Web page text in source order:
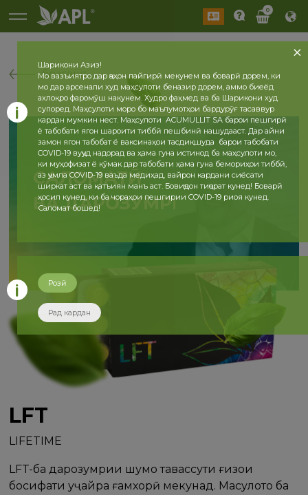
0
бозгашт
САЛОМАТӢ
ВА ДАРОЗУМРӢ
LFT
LIFETIME
LFT-ба дарозумрии шумо тавассути ғизои
босифати ҳуҷайра ғамхорӣ мекунад. Маҳсулотҳо ба
Шарикони Азиз!
Мо вазъиятро дар ҷаҳон пайгирӣ мекунем ва боварӣ дорем, ки
мо дар арсенали худ маҳсулоти беназир дорем, аммо биеёд
ахлоқро фаромӯш накунем. Худро фаҳмед ва ба Шарикони худ
супоред. Маҳсулоти моро бо маълумотҳои бардурӯғ тасаввур
кардан мумкин нест. Маҳсулоти ACUMULLIT SA барои пешгирӣ
ё табобати ягон шароити тиббӣ пешбинӣ нашудааст. Дар айни
замон ягон табобат ё ваксинаҳои тасдиқшуда барои табобати
COVID-19 вуҷуд надорад ва ҳама гуна истинод ба маҳсулоти мо,
ки муҳофизат ё кӯмак дар табобати ҳама гуна бемориҳои тиббӣ,
аз ҷумла COVID-19 ваъда медиҳад, вайрон кардани сиёсати
ширкат аст ва қатъиян манъ аст. Бовиҷдон тиҷорат кунед! Боварӣ
ҳосил кунед, ки ба чораҳои пешгирии COVID-19 риоя кунед.
Саломат бошед!
Розӣ
Рад кардан